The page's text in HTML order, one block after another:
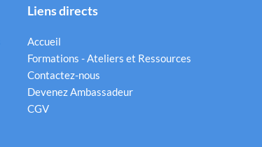
Liens directs
Accueil
Formations - Ateliers et Ressources
Contactez-nous
Devenez Ambassadeur
CGV